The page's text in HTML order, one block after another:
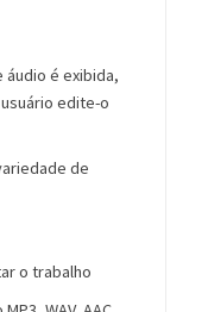
áudio é exibida,
edite-o
de
o trabalho